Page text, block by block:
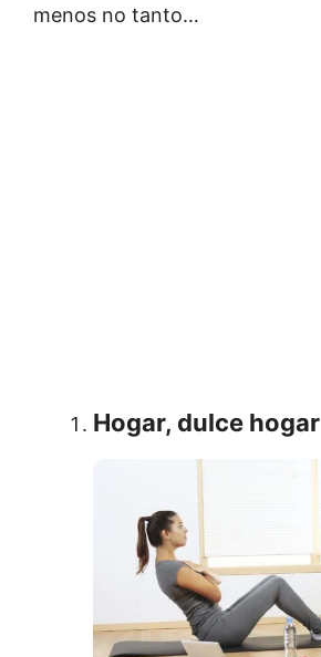
menos no tanto…
Hogar, dulce hogar